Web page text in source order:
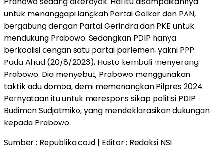
untuk menanggapi langkah Partai Golkar dan PAN,
bergabung dengan Partai Gerindra dan PKB untuk
mendukung Prabowo. Sedangkan PDIP hanya
berkoalisi dengan satu partai parlemen, yakni PPP.
Pada Ahad (20/8/2023), Hasto kembali menyerang
Prabowo. Dia menyebut, Prabowo menggunakan
taktik adu domba, demi memenangkan Pilpres 2024.
Pernyataan itu untuk merespons sikap politisi PDIP
Budiman Sudjatmiko, yang mendeklarasikan dukungan
kepada Prabowo.
Sumber : Republika.co.id | Editor : Redaksi NSI